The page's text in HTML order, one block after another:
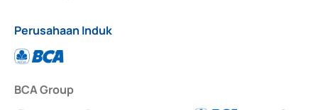
Perusahaan Induk
BCA Group